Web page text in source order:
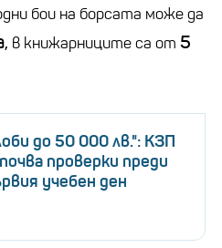
бои на борсата може да
в книжарниците са от 5
до 50 000 лв.": КЗП
проверки преди
учебен ден